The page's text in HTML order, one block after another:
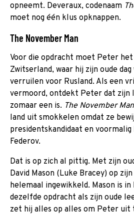
opneemt. Deveraux, codenaam
moet nog één klus opknappen.
The November Man
Voor die opdracht moet Peter
Zwitserland, waar hij zijn oude
verruilen voor Rusland. Als een
vermoord, ontdekt Peter dat zijn
zomaar een is. The November Man
land uit smokkelen omdat ze
presidentskandidaat en
Federov.
Dat is op zich al pittig. Met zijn
David Mason (Luke Bracey) op
helemaal ingewikkeld. Mason is
dezelfde opdracht als zijn oude
zet hij alles op alles om Peter uit